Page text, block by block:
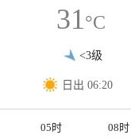
31°C
<3级
日出 06:20
05时 08时